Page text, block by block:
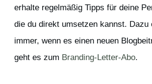
erhalte regelmäßig Tipps für deine
die du direkt umsetzen kannst. Dazu
immer, wenn es einen neuen
geht es zum Branding-Letter-Abo.